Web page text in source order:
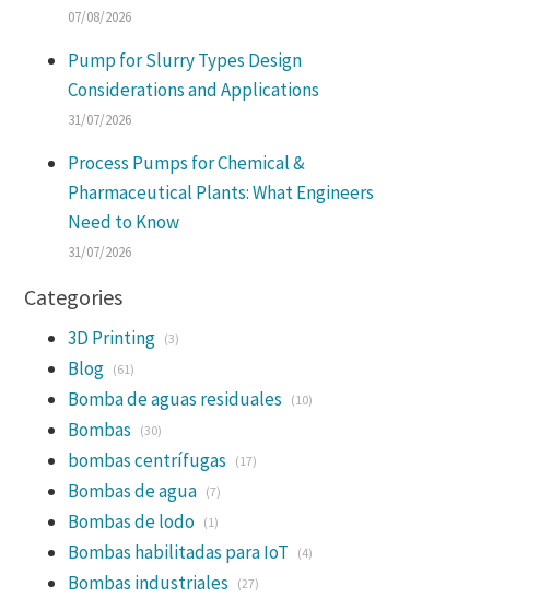
07/08/2026
Pump for Slurry Types Design
Considerations and Applications
31/07/2026
Process Pumps for Chemical &
Pharmaceutical Plants: What Engineers
Need to Know
31/07/2026
Categories
3D Printing (3)
Blog (61)
Bomba de aguas residuales (10)
Bombas (30)
bombas centrífugas (17)
Bombas de agua (7)
Bombas de lodo (1)
Bombas habilitadas para IoT (4)
Bombas industriales (27)